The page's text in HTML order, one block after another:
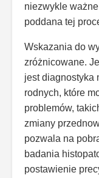
niezwykle
poddana tej
Wskazania do
zróżnicowane.
jest diagnostyka
rodnych, które
problemów,
zmiany
pozwala na
badania
postawienie